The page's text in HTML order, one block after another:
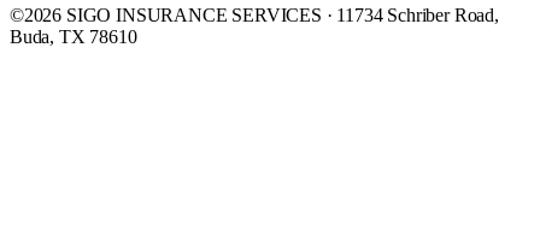
©2026 SIGO INSURANCE SERVICES · 11734 Schriber Road,
Buda, TX 78610